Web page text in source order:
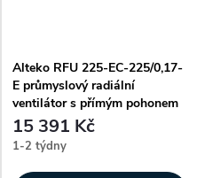
Alteko RFU 225-EC-225/0,17-
E průmyslový radiální
ventilátor s přímým pohonem
EC
15 391 Kč
1-2 týdny